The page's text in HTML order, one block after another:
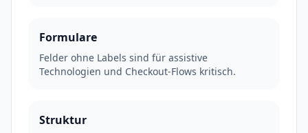
Formulare
Felder ohne Labels sind für assistive
Technologien und Checkout-Flows kritisch.
Struktur